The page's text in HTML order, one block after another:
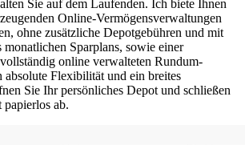
Sie auf dem Laufenden. Ich biete Ihnen
Online-Vermögensverwaltungen
ohne zusätzliche Depotgebühren und mit
Sparplans, sowie einer
online verwalteten Rundum-
absolute Flexibilität und ein breites
Sie Ihr persönliches Depot und schließen
papierlos ab.